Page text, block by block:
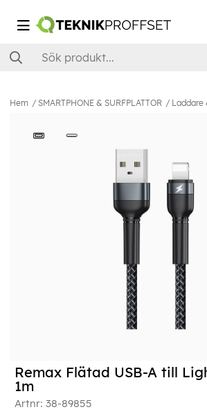
Hem SMARTPHONE & SURFPLATTOR Laddare
Remax Flätad USB-A till
1m
Artnr: 38-89855